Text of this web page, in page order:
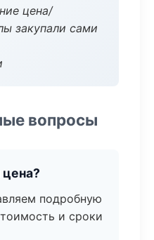
цена/
закупали сами
вопросы
подробную
и сроки